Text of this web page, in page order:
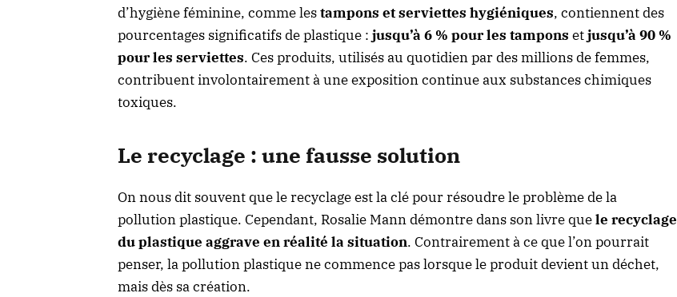
d’hygiène féminine, comme lestampons et serviettes hygiéniques, contiennent des
pourcentages significatifs de plastique : jusqu’à 6 % pour les tampons etjusqu’à 90 %
pour les serviettes. Ces produits, utilisés au quotidien par des millions de femmes,
contribuent involontairement à une exposition continue aux substances chimiques
toxiques.
Le recyclage : une fausse solution
On nous dit souvent que le recyclage est la clé pour résoudre le problème de la
pollution plastique. Cependant, Rosalie Mann démontre dans son livre quele recyclage
du plastique aggrave en réalité la situation. Contrairement à ce que l’on pourrait
penser, la pollution plastique ne commence pas lorsque le produit devient un déchet,
mais dès sa création.